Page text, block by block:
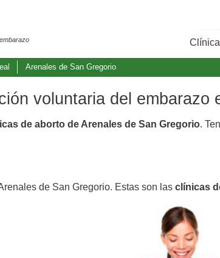
Arenales de San Gregorio
voluntaria del embarazo
de aborto de Arenales de San Gregorio.
de San Gregorio. Estas son las clínicas